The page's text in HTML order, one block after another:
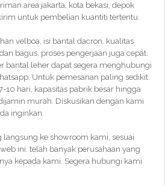
area jakarta, kota bekasi, depok
untuk pembelian kuantiti tertentu.
velboa, isi bantal dacron. kualitas
bagus. proses pengerjaan juga cepat.
bantal leher dapat segera menghubungi
Untuk pemesanan paling sedikit
10 hari, kapasitas pabrik besar hingga
murah. Diskusikan dengan kami
inginkan.
ke showroom kami, sesuai
ini. telah banyak perusahaan yang
kepada kami. Segera hubungi kami